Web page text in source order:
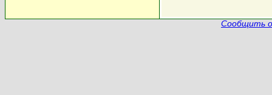
Сообщить о